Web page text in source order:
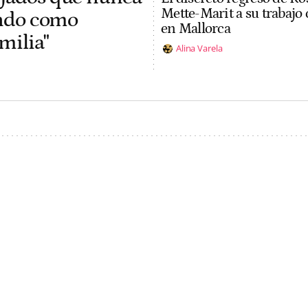
como
Mette-Marit a su trabajo
en Mallorca
Alina Varela